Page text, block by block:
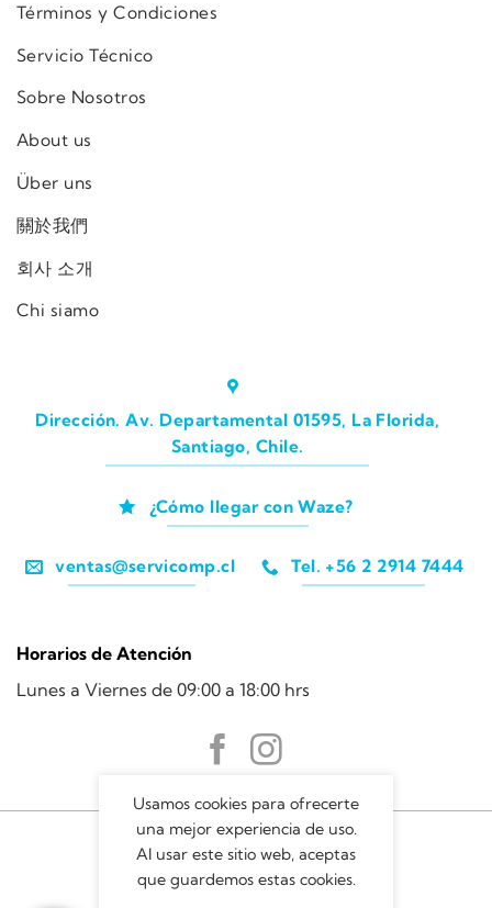
Términos y Condiciones
Servicio Técnico
Sobre Nosotros
About us
Über uns
關於我們
회사 소개
Chi siamo
Dirección. Av. Departamental 01595, La Florida,
Santiago, Chile.
¿Cómo llegar con Waze?
ventas@servicomp.cl Tel. +56 2 2914 7444
Horarios de Atención
Lunes a Viernes de 09:00 a 18:00 hrs
Usamos cookies para ofrecerte
una mejor experiencia de uso.
Al usar este sitio web, aceptas
que guardemos estas cookies.